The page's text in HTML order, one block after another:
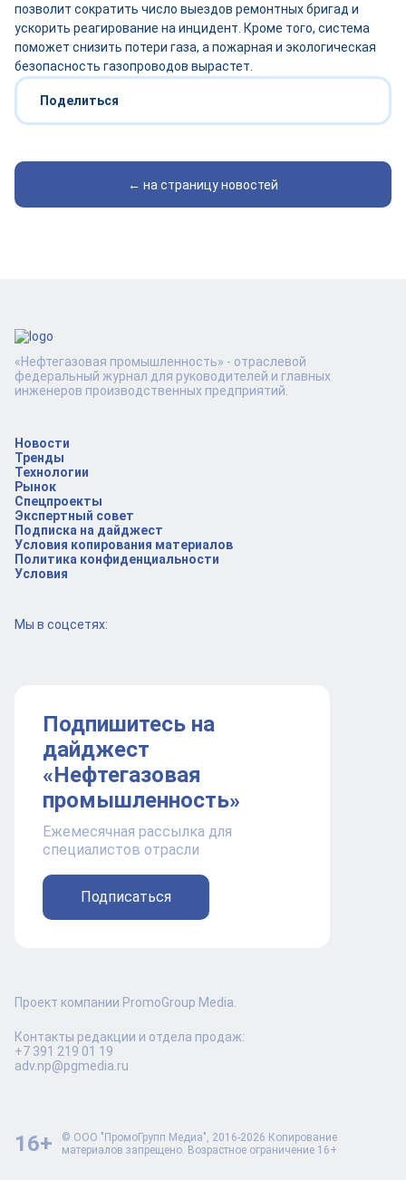
позволит сократить число выездов ремонтных бригад и
ускорить реагирование на инцидент. Кроме того, система
поможет снизить потери газа, а пожарная и экологическая
безопасность газопроводов вырастет.
Поделиться
← на страницу новостей
Новости
Тренды
Технологии
Рынок
Спецпроекты
Экспертный совет
Подписка на дайджест
Условия копирования материалов
Политика конфиденциальности
Условия
Мы в соцсетях:
Подпишитесь на
дайджест
«Нефтегазовая
промышленность»
Ежемесячная рассылка для
специалистов отрасли
Подписаться
«Нефтегазовая промышленность» - отраслевой
федеральный журнал для руководителей и главных
инженеров производственных предприятий.
Проект компании PromoGroup Media.
Контакты редакции и отдела продаж:
+7 391 219 01 19
adv.np@pgmedia.ru
© ООО "ПромоГрупп Медиа", 2016-2026 Копирование
материалов запрещено. Возрастное ограничение 16+
16+